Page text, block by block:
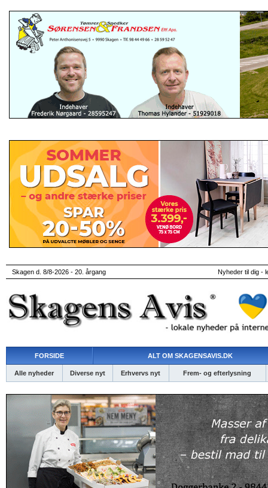
Skagen d. 8/8-2026 - 20. årgang Nyheder til dig -
FORSIDE ALT OM SKAGENSAVIS.DK
Alle nyheder Diverse nyt Erhvervs nyt Frem- og efterlysning